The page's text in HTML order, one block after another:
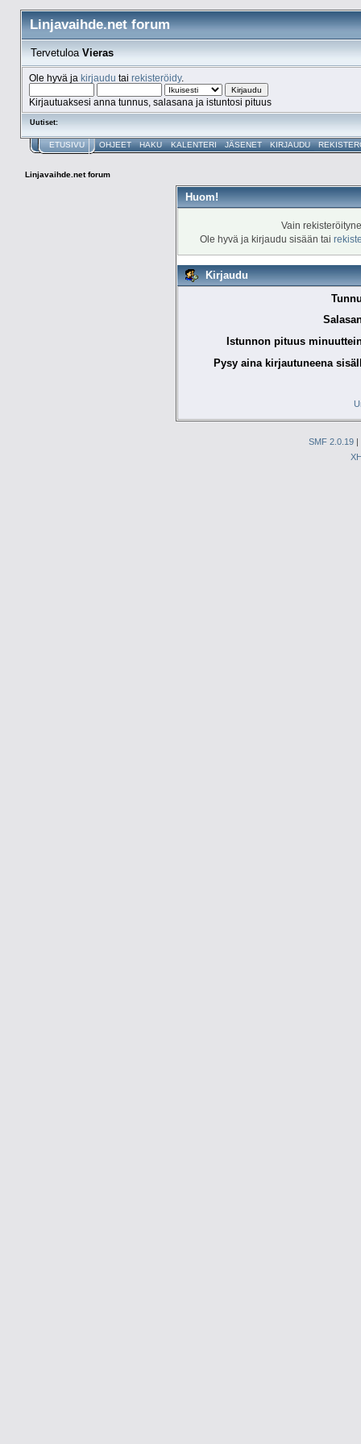
Linjavaihde.net forum
TervetuloaVieras
Ole hyvä ja kirjaudu tai rekisteröidy.
Kirjautuaksesi anna tunnus, salasana ja istuntosi pituus
Uutiset:
ETUSIVU OHJEET HAKU KALENTERI JÄSENET KIRJAUDU
Linjavaihde.net forum
Huom!
Vain
Ole hyvä ja kirjaudu sisään tai
Kirjaudu
Istunnon pituus
Pysy aina kirjautuneena
SMF 2.0.19